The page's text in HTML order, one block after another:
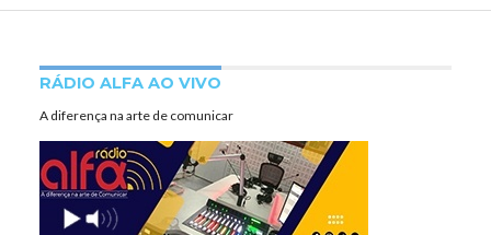
RÁDIO ALFA AO VIVO
A diferença na arte de comunicar